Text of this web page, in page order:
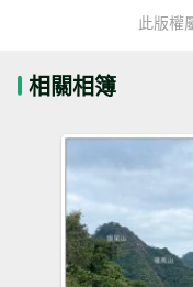
此版權
相關相簿